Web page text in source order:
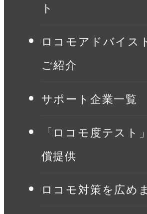
ト
ロコモアドバイス
ご紹介
サポート企業一覧
「ロコモ度テスト
償提供
ロコモ対策を広め